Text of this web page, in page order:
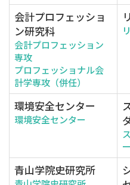
会計プロフェッショ
ン研究科
会計プロフェッション
専攻
プロフェッショナル会
計学専攻（併任）
環境安全センター
環境安全センター
青山学院史研究所